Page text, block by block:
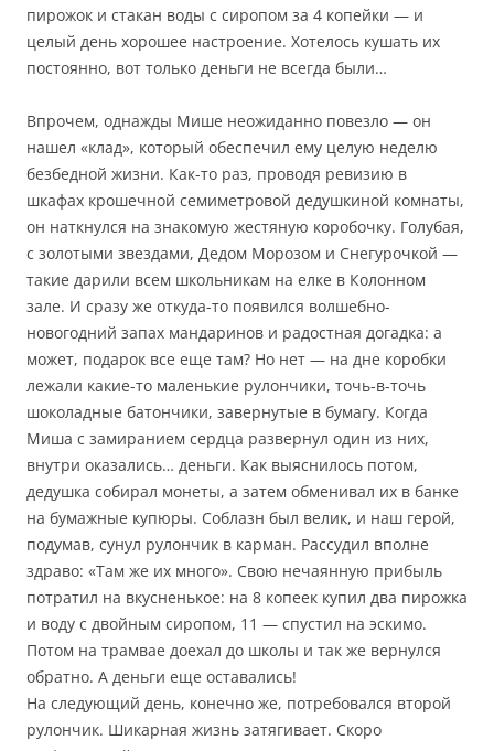
пирожок и стакан воды с сиропом за 4 копейки — и
целый день хорошее настроение. Хотелось кушать их
постоянно, вот только деньги не всегда были…
Впрочем, однажды Мише неожиданно повезло — он
нашел «клад», который обеспечил ему целую неделю
безбедной жизни. Как-то раз, проводя ревизию в
шкафах крошечной семиметровой дедушкиной комнаты,
он наткнулся на знакомую жестяную коробочку. Голубая,
с золотыми звездами, Дедом Морозом и Снегурочкой —
такие дарили всем школьникам на елке в Колонном
зале. И сразу же откуда-то появился волшебно-
новогодний запах мандаринов и радостная догадка: а
может, подарок все еще там? Но нет — на дне коробки
лежали какие-то маленькие рулончики, точь-в-точь
шоколадные батончики, завернутые в бумагу. Когда
Миша с замиранием сердца развернул один из них,
внутри оказались… деньги. Как выяснилось потом,
дедушка собирал монеты, а затем обменивал их в банке
на бумажные купюры. Соблазн был велик, и наш герой,
подумав, сунул рулончик в карман. Рассудил вполне
здраво: «Там же их много». Свою нечаянную прибыль
потратил на вкусненькое: на 8 копеек купил два пирожка
и воду с двойным сиропом, 11 — спустил на эскимо.
Потом на трамвае доехал до школы и так же вернулся
обратно. А деньги еще оставались!
На следующий день, конечно же, потребовался второй
рулончик. Шикарная жизнь затягивает. Скоро